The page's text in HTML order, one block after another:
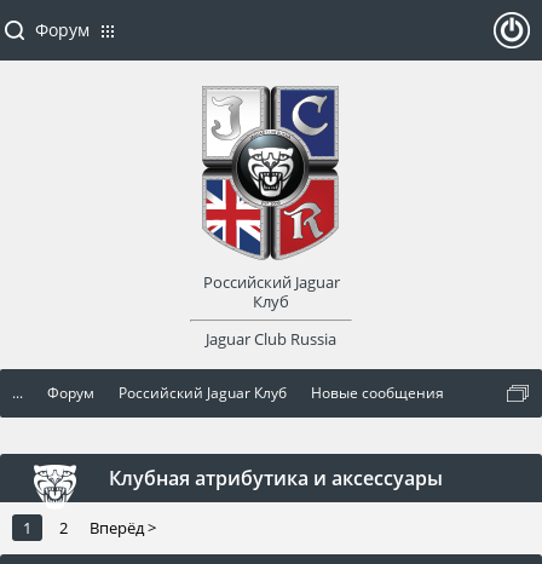
... Форум Российский Jaguar Клуб Новые сообщения
Клубная атрибутика и аксессуары
1 2 Вперёд >
Форум
Российский Jaguar
Клуб
Jaguar Club Russia
оват